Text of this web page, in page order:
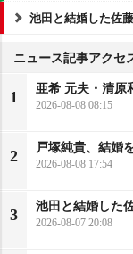
池田と結婚した佐
ニュース記事アクセ
1
亜希 元夫・清原
2026-08-08 08:15
2
戸塚純貴、結婚
2026-08-08 17:54
3
池田と結婚した
2026-08-07 20:08